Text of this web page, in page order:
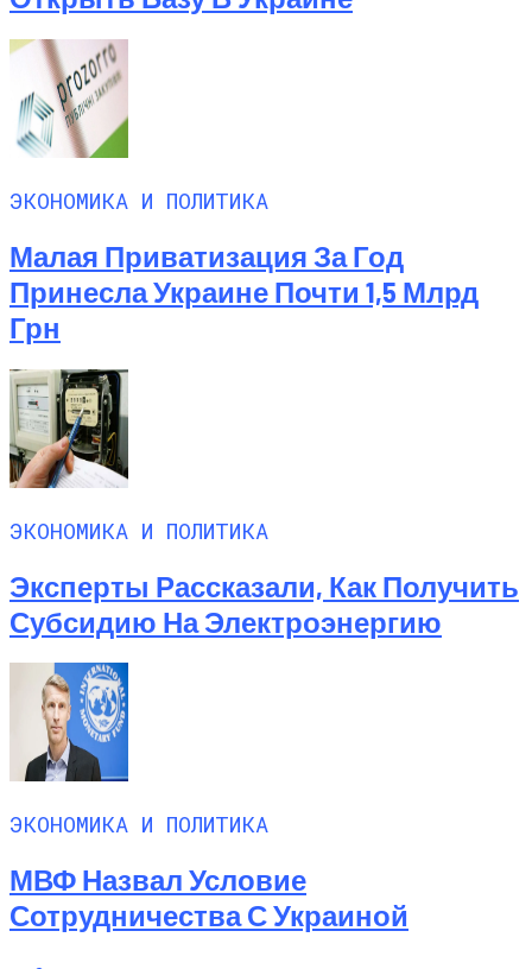
ЭКОНОМИКА И ПОЛИТИКА
Малая Приватизация За Год
Принесла Украине Почти 1,5 Млрд
Грн
ЭКОНОМИКА И ПОЛИТИКА
Эксперты Рассказали, Как Получить
Субсидию На Электроэнергию
ЭКОНОМИКА И ПОЛИТИКА
МВФ Назвал Условие
Сотрудничества С Украиной